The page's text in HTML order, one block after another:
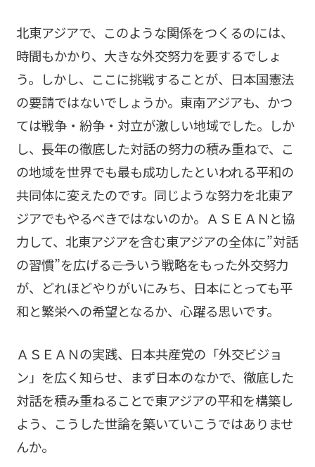
北東アジアで、このような関係をつくるのには、
時間もかかり、大きな外交努力を要するでしょ
う。しかし、ここに挑戦することが、日本国憲法
の要請ではないでしょうか。東南アジアも、かつ
ては戦争・紛争・対立が激しい地域でした。しか
し、長年の徹底した対話の努力の積み重ねで、こ
の地域を世界でも最も成功したといわれる平和の
共同体に変えたのです。同じような努力を北東ア
ジアでもやるべきではないのか。ＡＳＥＡＮと協
力して、北東アジアを含む東アジアの全体に”対話
の習慣”を広げる――こういう戦略をもった外交努力
が、どれほどやりがいにみち、日本にとっても平
和と繁栄への希望となるか、心躍る思いです。
ＡＳＥＡＮの実践、日本共産党の「外交ビジョ
ン」を広く知らせ、まず日本のなかで、徹底した
対話を積み重ねることで東アジアの平和を構築し
よう、こうした世論を築いていこうではありませ
んか。